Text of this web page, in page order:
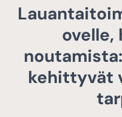
ovelle,
kehittyvät